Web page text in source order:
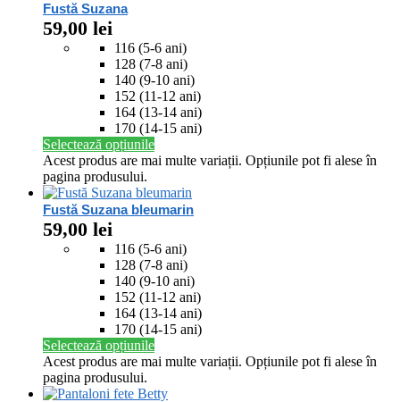
Fustă Suzana
59,00 lei
116 (5-6 ani)
128 (7-8 ani)
140 (9-10 ani)
152 (11-12 ani)
164 (13-14 ani)
170 (14-15 ani)
Selectează opțiunile
Acest produs are mai multe variații. Opțiunile pot fi alese în
pagina produsului.
Fustă Suzana bleumarin
59,00 lei
116 (5-6 ani)
128 (7-8 ani)
140 (9-10 ani)
152 (11-12 ani)
164 (13-14 ani)
170 (14-15 ani)
Selectează opțiunile
Acest produs are mai multe variații. Opțiunile pot fi alese în
pagina produsului.